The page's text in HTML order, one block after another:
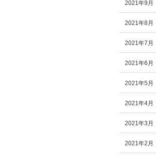
2021年9月
2021年8月
2021年7月
2021年6月
2021年5月
2021年4月
2021年3月
2021年2月